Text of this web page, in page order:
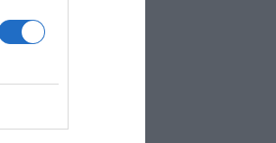
por
español